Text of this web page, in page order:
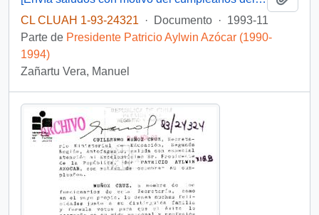
CL CLUAH 1-93-24321
· Documento · 1993-11
Parte de Presidente Patricio Aylwin Azócar (1990-
1994)
Zañartu Vera, Manuel